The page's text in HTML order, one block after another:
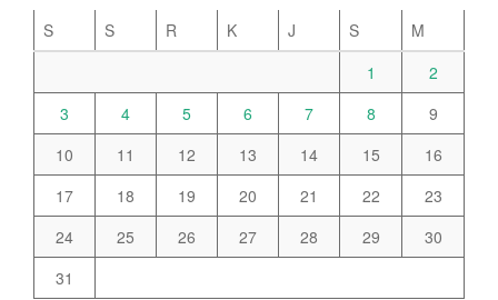
S
S R K J S
M
1
2
3
4 5 6 7 8
9
10
11 12 13 14 15
16
17
18 19 20 21 22
23
24
25 26 27 28 29
30
31